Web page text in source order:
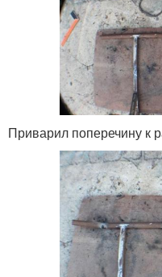
Приварил поперечину к